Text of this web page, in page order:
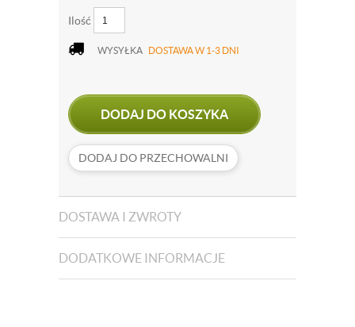
Ilość
WYSYŁKA DOSTAWA W 1-3 DNI
DODAJ DO KOSZYKA
DODAJ DO PRZECHOWALNI
DOSTAWA I ZWROTY
DODATKOWE INFORMACJE